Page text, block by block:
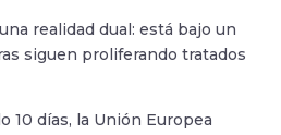
realidad dual: está bajo un
siguen proliferando tratados
10 días, la Unión Europea